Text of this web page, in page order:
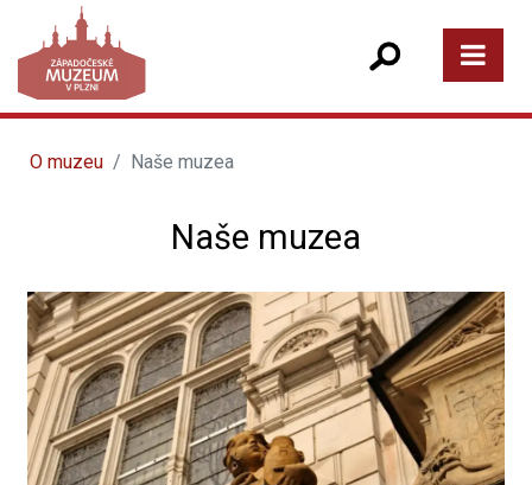
O muzeu Naše muzea
Naše muzea